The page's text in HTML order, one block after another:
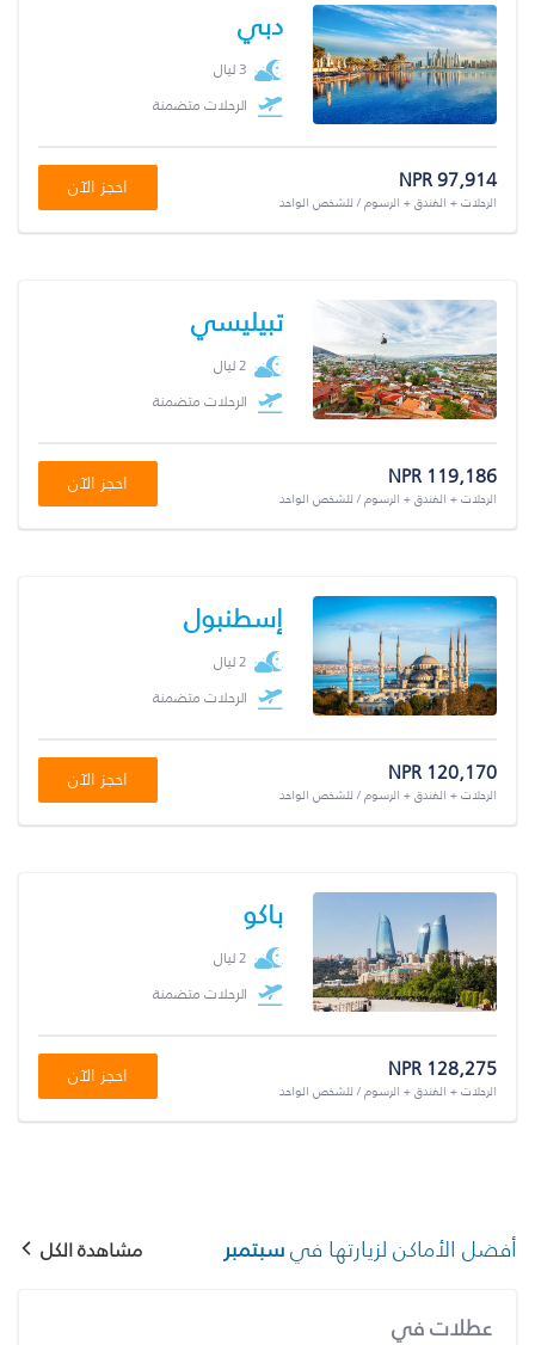
دبي
3 ليال
الرحلات متضمنة
NPR 97,914
الرحلات + الفندق + الرسوم / للشخص الواحد
احجز الآن
تبيليسي
2 ليال
الرحلات متضمنة
NPR 119,186
الرحلات + الفندق + الرسوم / للشخص الواحد
احجز الآن
إسطنبول
2 ليال
الرحلات متضمنة
NPR 120,170
الرحلات + الفندق + الرسوم / للشخص الواحد
احجز الآن
باكو
2 ليال
الرحلات متضمنة
NPR 128,275
الرحلات + الفندق + الرسوم / للشخص الواحد
احجز الآن
أفضل الأماكن لزيارتها فيسبتمبر مشاهدة الكل
عطلات في